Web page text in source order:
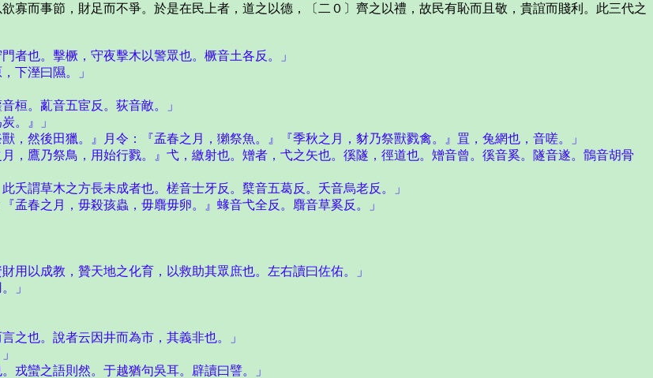
寡而事節，財足而不爭。於是在民上者，道之以德，〔二０〕齊之以禮，故民有恥而且敬，貴誼而賤利。此三代之
者也。擊橛，守夜擊木以警眾也。橛音土各反。」
下溼曰隰。」
。薍音五宦反。荻音敵。」
。』」
後田獵。』月令：『孟春之月，獺祭魚。』『季秋之月，豺乃祭獸戮禽。』罝，兔網也，音嗟。」
乃祭鳥，用始行戮。』弋，繳射也。矰者，弋之矢也。徯隧，徑道也。矰音曾。徯音奚。隧音遂。鶻音胡骨
草木之方長未成者也。槎音士牙反。櫱音五葛反。夭音烏老反。」
春之月，毋殺孩蟲，毋麛毋卵。』蝝音弋全反。麛音草奚反。」
以成教，贊天地之化育，以救助其眾庶也。左右讀曰佐佑。」
」
也。說者云因井而為市，其義非也。」
蠻之語則然。于越猶句吳耳。辟讀曰譬。」